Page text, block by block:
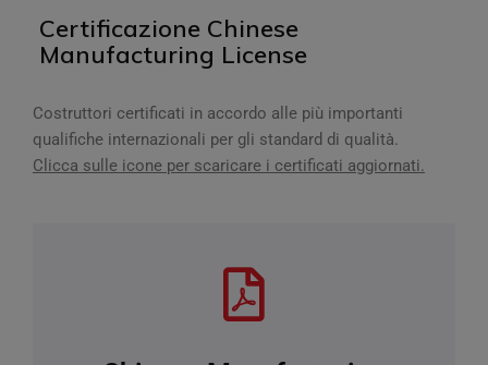
Certificazione Chinese
Manufacturing License
Costruttori certificati in accordo alle più importanti
qualifiche internazionali per gli standard di qualità.
Clicca sulle icone per scaricare i certificati aggiornati.